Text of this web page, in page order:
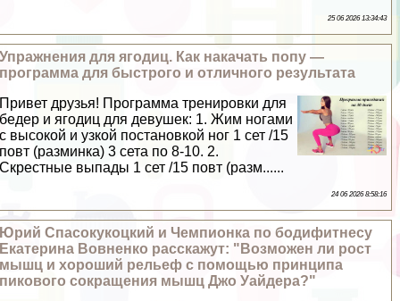
25 06 2026 13:34:43
Упражнения для ягoдиц. Как накачать попу —
программа для быстрого и отличного результата
Привет друзья! Программа тренировки для
бедер и ягoдиц для дeвyшек: 1. Жим ногами
с высокой и узкой постановкой ног 1 сет /15
повт (разминка) 3 сета по 8-10. 2.
Скрестные выпады 1 сет /15 повт (разм......
24 06 2026 8:58:16
Юрий Спасокукоцкий и Чемпионка по бодифитнесу
Екатерина Вовненко расскажут: "Возможен ли рост
мышц и хороший рельеф с помощью принципа
пикового сокращения мышц Джо Уайдера?"